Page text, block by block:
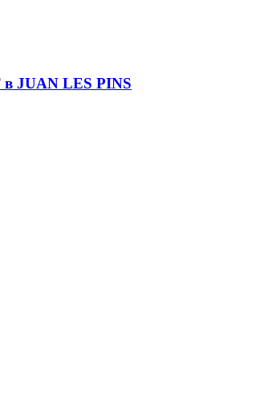
JUAN LES PINS